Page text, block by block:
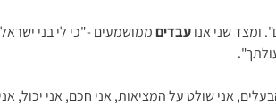
ומצד שני אנועבדיםממושמעים -"כי לי בני
אני שולט על המציאות, אני חכם, אני